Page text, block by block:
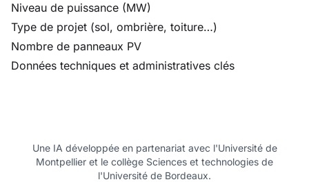
Niveau de puissance (MW)
Type de projet (sol, ombrière, toiture…)
Nombre de panneaux PV
Données techniques et administratives clés
Une IA développée en partenariat avec l'Université de
Montpellier et le collège Sciences et technologies de
l'Université de Bordeaux.